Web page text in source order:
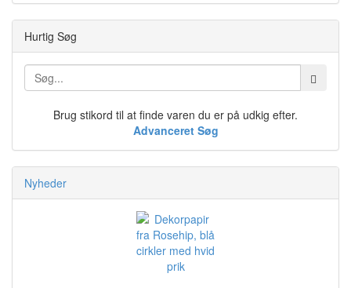
Hurtig Søg
Brug stikord til at finde varen du er på udkig efter.
Advanceret Søg
Nyheder